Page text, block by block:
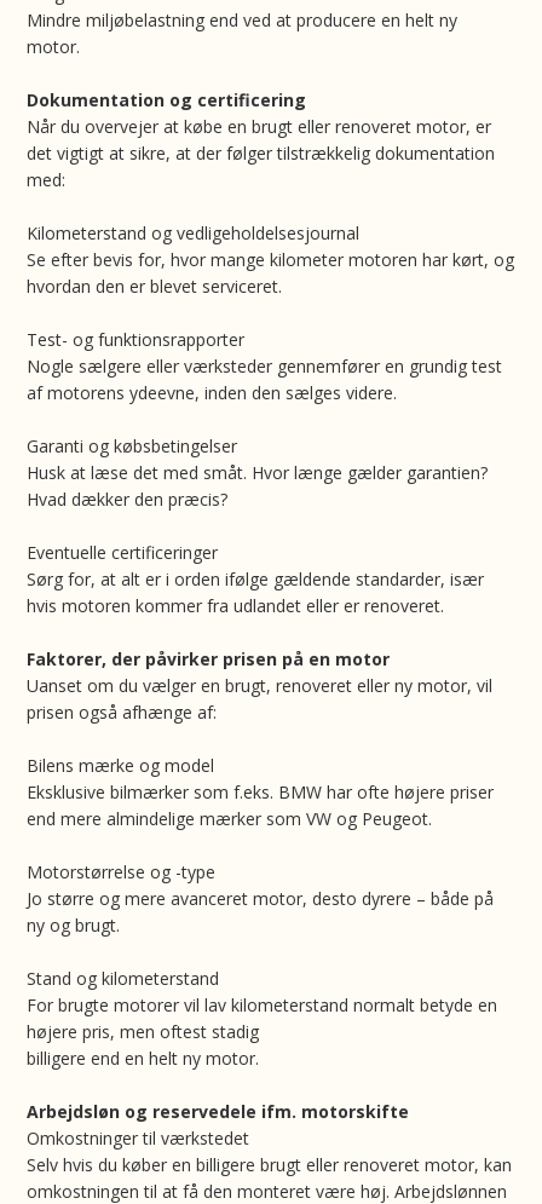
Mindre miljøbelastning end ved at producere en helt ny
motor.
Dokumentation og certificering
Når du overvejer at købe en brugt eller renoveret motor, er
det vigtigt at sikre, at der følger tilstrækkelig dokumentation
med:
Kilometerstand og vedligeholdelsesjournal
Se efter bevis for, hvor mange kilometer motoren har kørt, og
hvordan den er blevet serviceret.
Test- og funktionsrapporter
Nogle sælgere eller værksteder gennemfører en grundig test
af motorens ydeevne, inden den sælges videre.
Garanti og købsbetingelser
Husk at læse det med småt. Hvor længe gælder garantien?
Hvad dækker den præcis?
Eventuelle certificeringer
Sørg for, at alt er i orden ifølge gældende standarder, især
hvis motoren kommer fra udlandet eller er renoveret.
Faktorer, der påvirker prisen på en motor
Uanset om du vælger en brugt, renoveret eller ny motor, vil
prisen også afhænge af:
Bilens mærke og model
Eksklusive bilmærker som f.eks. BMW har ofte højere priser
end mere almindelige mærker som VW og Peugeot.
Motorstørrelse og -type
Jo større og mere avanceret motor, desto dyrere – både på
ny og brugt.
Stand og kilometerstand
For brugte motorer vil lav kilometerstand normalt betyde en
højere pris, men oftest stadig
billigere end en helt ny motor.
Arbejdsløn og reservedele ifm. motorskifte
Omkostninger til værkstedet
Selv hvis du køber en billigere brugt eller renoveret motor, kan
omkostningen til at få den monteret være høj. Arbejdslønnen